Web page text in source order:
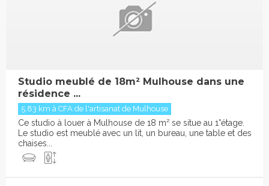
Studio meublé de 18m² Mulhouse dans une
résidence ...
5.83 km à CFA de l'artisanat de Mulhouse
Ce studio à louer à Mulhouse de 18 m² se situe au 1°étage.
Le studio est meublé avec un lit, un bureau, une table et des
chaises...